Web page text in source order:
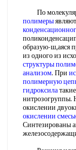
По
полимеры
образую-ш,аяся
из одного из
структуры
анализом. При
полимерную
гидроксила
нитрозогруппы.
окислении
окислении
Синтезированы